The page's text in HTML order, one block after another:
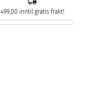
499,00 inntil gratis frakt!